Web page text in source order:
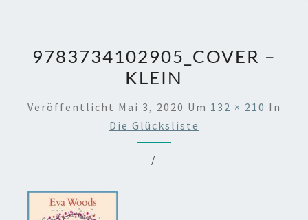
9783734102905_COVER –
KLEIN
Veröffentlicht Mai 3, 2020 Um 132 × 210 In
Die Glücksliste
/